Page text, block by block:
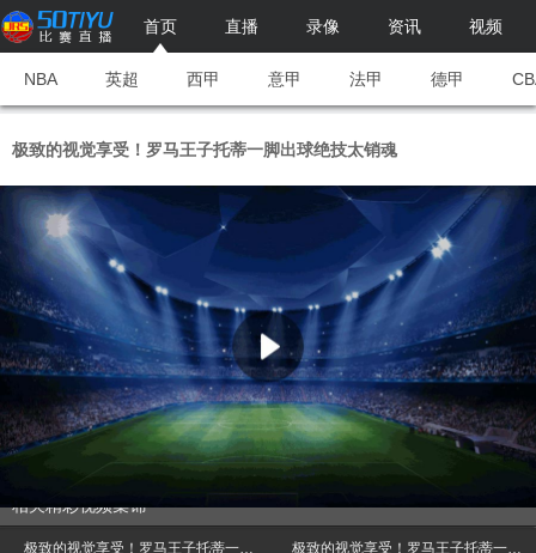
首页 直播 录像 资讯 视频
NBA 英超 西甲 意甲 法甲 德甲
极致的视觉享受！罗马王子托蒂一脚出球绝技太销魂
相关精彩视频集锦
极致的视觉享受！罗马王子托蒂一脚出球绝技太销魂 极致的视觉享受！罗马王子托蒂一脚出球绝技太销魂